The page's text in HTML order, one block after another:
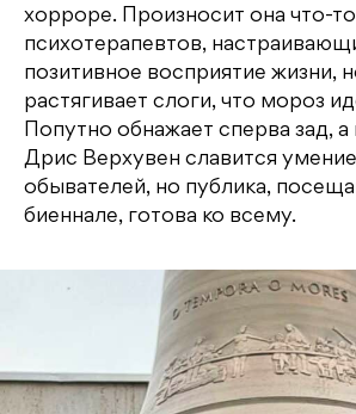
хорроре. Произносит она что-
психотерапевтов,
позитивное восприятие жизни,
растягивает слоги, что мороз
Попутно обнажает сперва зад, а
Дрис Верхувен славится
обывателей, но публика,
биеннале, готова ко всему.